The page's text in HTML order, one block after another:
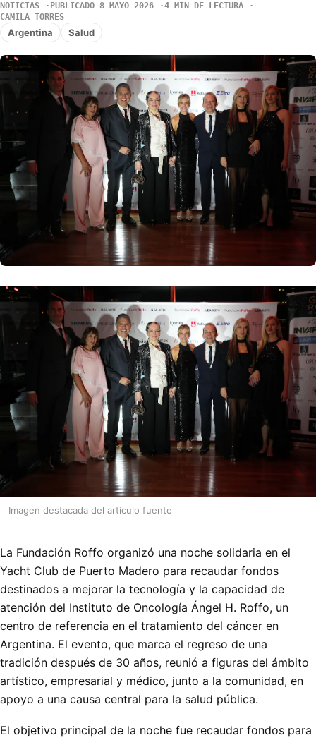
NOTICIAS PUBLICADO 8 MAYO 2026
4 MIN DE LECTURA
CAMILA TORRES
Argentina Salud
Imagen destacada del articulo fuente
La Fundación Roffo organizó una noche solidaria en el
Yacht Club de Puerto Madero para recaudar fondos
destinados a mejorar la tecnología y la capacidad de
atención del Instituto de Oncología Ángel H. Roffo, un
centro de referencia en el tratamiento del cáncer en
Argentina. El evento, que marca el regreso de una
tradición después de 30 años, reunió a figuras del ámbito
artístico, empresarial y médico, junto a la comunidad, en
apoyo a una causa central para la salud pública.
El objetivo principal de la noche fue recaudar fondos para